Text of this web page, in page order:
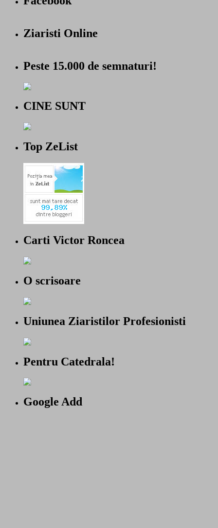
Ziaristi Online
Peste 15.000 de semnaturi!
CINE SUNT
Top ZeList
Carti Victor Roncea
O scrisoare
Uniunea Ziaristilor Profesionisti
Pentru Catedrala!
Google Add